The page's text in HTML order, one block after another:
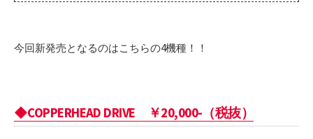
今回新発売となるのはこちらの4機種！！
◆COPPERHEAD DRIVE ￥20,000-（税抜）